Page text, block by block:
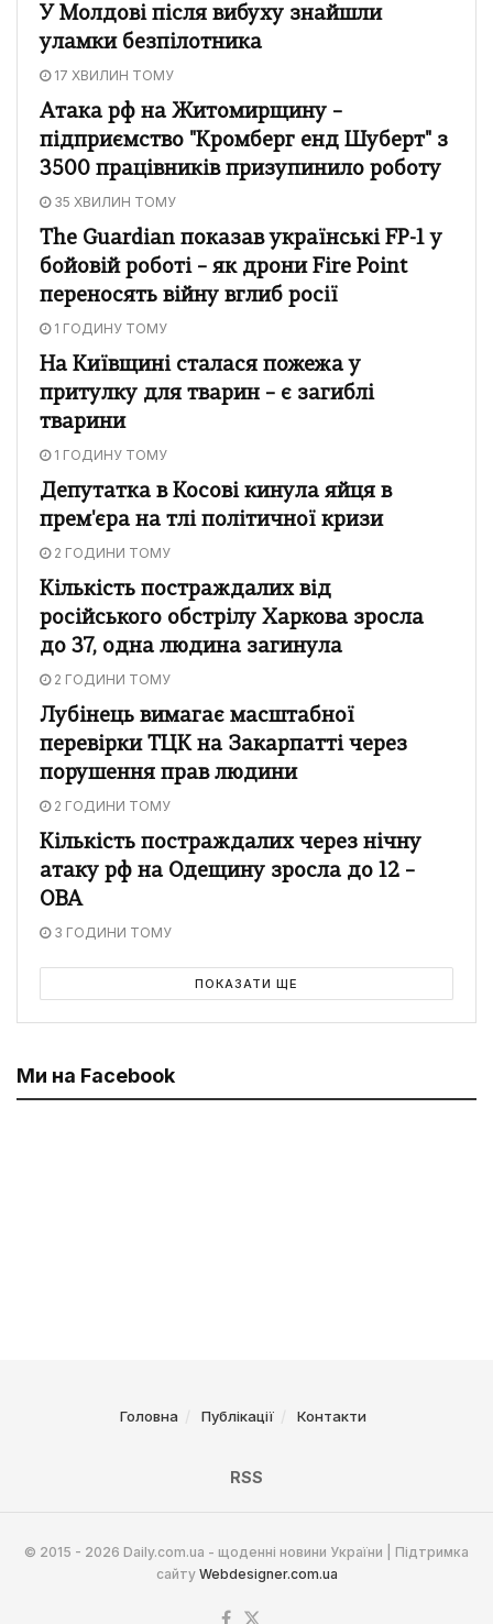
У Молдові після вибуху знайшли
уламки безпілотника
17 ХВИЛИН ТОМУ
Атака рф на Житомирщину –
підприємство "Кромберг енд Шуберт" з
3500 працівників призупинило роботу
35 ХВИЛИН ТОМУ
The Guardian показав українські FP-1 у
бойовій роботі – як дрони Fire Point
переносять війну вглиб росії
1 ГОДИНУ ТОМУ
На Київщині сталася пожежа у
притулку для тварин – є загиблі
тварини
1 ГОДИНУ ТОМУ
Депутатка в Косові кинула яйця в
прем'єра на тлі політичної кризи
2 ГОДИНИ ТОМУ
Кількість постраждалих від
російського обстрілу Харкова зросла
до 37, одна людина загинула
2 ГОДИНИ ТОМУ
Лубінець вимагає масштабної
перевірки ТЦК на Закарпатті через
порушення прав людини
2 ГОДИНИ ТОМУ
Кількість постраждалих через нічну
атаку рф на Одещину зросла до 12 –
ОВА
3 ГОДИНИ ТОМУ
ПОКАЗАТИ ЩЕ
Ми на Facebook
Головна Публікації Контакти
RSS
© 2015 - 2026 Daily.com.ua - щоденні новини України | Підтримка
сайту Webdesigner.com.ua